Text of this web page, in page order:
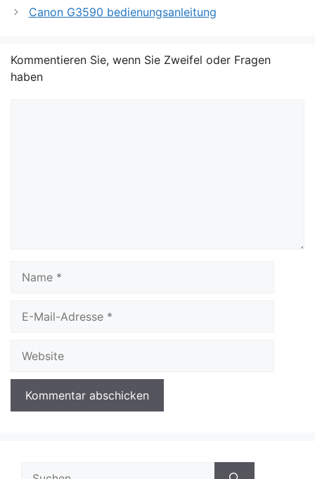
Canon G3590 bedienungsanleitung
Kommentieren Sie, wenn Sie Zweifel oder Fragen
haben
Mail-